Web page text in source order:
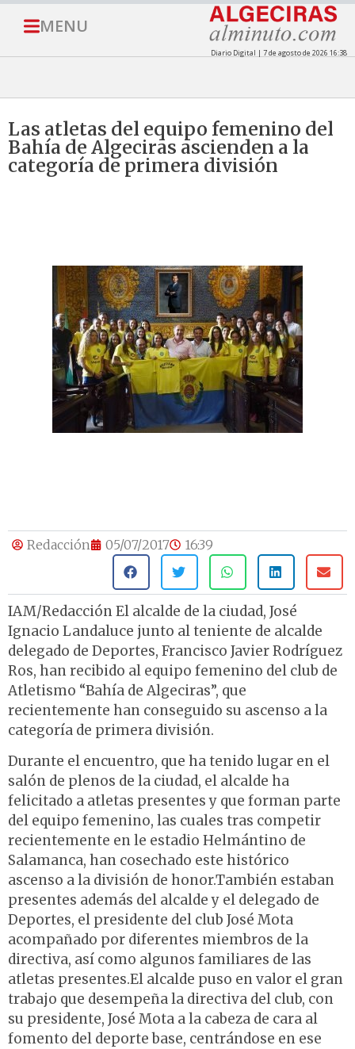
MENU
Diario Digital | 7 de agosto de 2026 16:38
Las atletas del equipo femenino del
Bahía de Algeciras ascienden a la
categoría de primera división
Redacción 05/07/2017 16:39
IAM/Redacción El alcalde de la ciudad, José
Ignacio Landaluce junto al teniente de alcalde
delegado de Deportes, Francisco Javier Rodríguez
Ros, han recibido al equipo femenino del club de
Atletismo “Bahía de Algeciras”, que
recientemente han conseguido su ascenso a la
categoría de primera división.
Durante el encuentro, que ha tenido lugar en el
salón de plenos de la ciudad, el alcalde ha
felicitado a atletas presentes y que forman parte
del equipo femenino, las cuales tras competir
recientemente en le estadio Helmántino de
Salamanca, han cosechado este histórico
ascenso a la división de honor.También estaban
presentes además del alcalde y el delegado de
Deportes, el presidente del club José Mota
acompañado por diferentes miembros de la
directiva, así como algunos familiares de las
atletas presentes.El alcalde puso en valor el gran
trabajo que desempeña la directiva del club, con
su presidente, José Mota a la cabeza de cara al
fomento del deporte base, centrándose en ese